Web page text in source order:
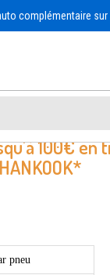
complémentaire sur
100€
pneu